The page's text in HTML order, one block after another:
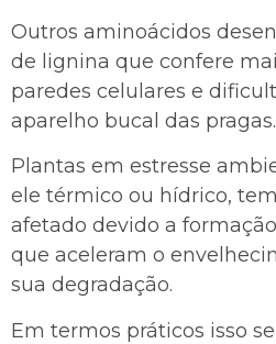
Outros aminoácidos
de lignina que confere
paredes celulares e
aparelho bucal das pragas.
Plantas em estresse
ele térmico ou hídrico,
afetado devido a
que aceleram o
sua degradação.
Em termos práticos isso